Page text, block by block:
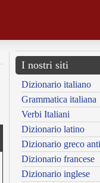
I nostri siti
Dizionario italiano
Grammatica italiana
Verbi Italiani
Dizionario latino
Dizionario greco
Dizionario francese
Dizionario inglese